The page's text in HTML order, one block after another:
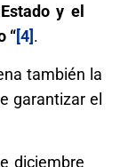
y el
“[4].
también la
garantizar el
diciembre